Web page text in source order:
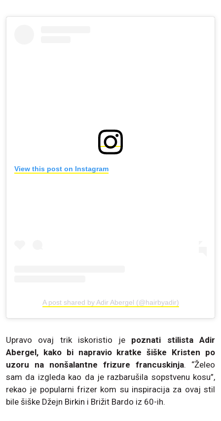
View this post on Instagram
A post shared by Adir Abergel (@hairbyadir)
Upravo ovaj trik iskoristio je poznati stilista Adir
Abergel, kako bi napravio kratke šiške Kristen po
uzoru na nonšalantne frizure francuskinja. “Želeo
sam da izgleda kao da je razbarušila sopstvenu kosu”,
rekao je popularni frizer kom su inspiracija za ovaj stil
bile šiške Džejn Birkin i Brižit Bardo iz 60-ih.